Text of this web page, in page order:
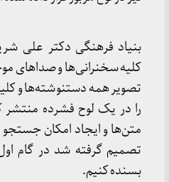
بنیاد فرهنگی دکتر علی
کلیه سخنرانی‌ها و صداهای
تصویر همه دستنوشته‌ها و
را در یک لوح فشرده
متن‌ها و ایجاد امکان جستجو
تصمیم گرفته شد در گام
بسنده کنیم.